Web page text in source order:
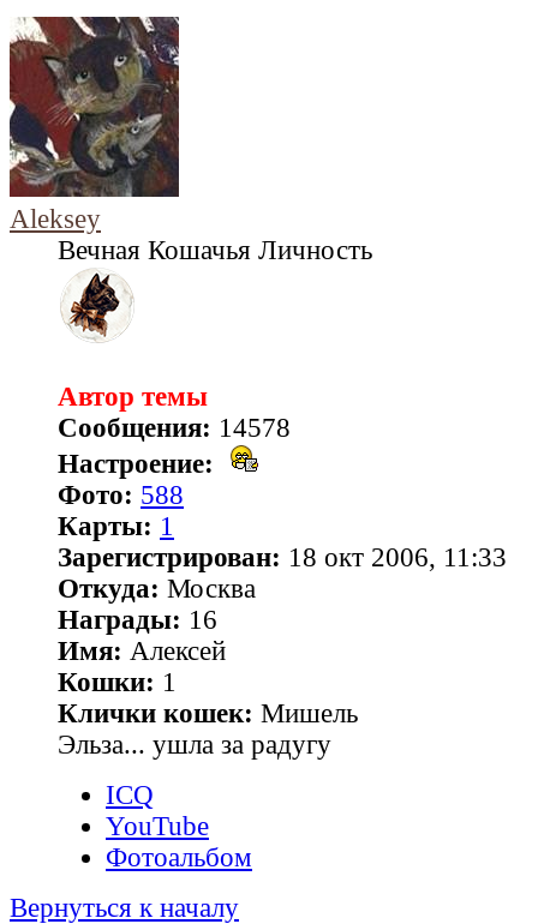
Aleksey
Вечная Кошачья Личность
Автор темы
Сообщения: 14578
Настроение:
Фото: 588
Карты: 1
Зарегистрирован: 18 окт 2006, 11:33
Откуда: Москва
Награды: 16
Имя: Алексей
Кошки: 1
Клички кошек: Мишель
Эльза... ушла за радугу
ICQ
YouTube
Фотоальбом
Вернуться к началу